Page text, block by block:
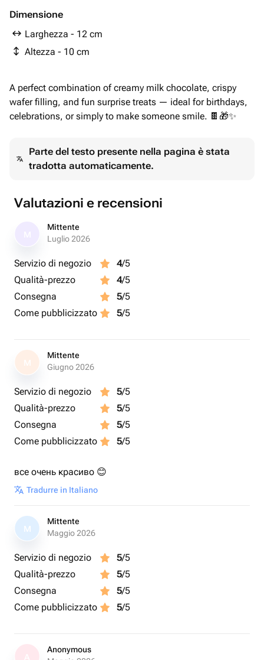
kinder chocolate (bar) - 4 pz
Dimensione
Larghezza - 12 cm
Altezza - 10 cm
A perfect combination of creamy milk chocolate, crispy
wafer filling, and fun surprise treats — ideal for birthdays,
celebrations, or simply to make someone smile. 🍫🎁✨
Parte del testo presente nella pagina è stata
tradotta automaticamente.
Valutazioni e recensioni
Mittente
Luglio 2026
Servizio di negozio 4/5
Qualità-prezzo
4/5
Consegna
5/5
Come pubblicizzato
5/5
M
Mittente
Giugno 2026
Servizio di negozio 5/5
Qualità-prezzo
5/5
Consegna
5/5
Come pubblicizzato
5/5
все очень красиво 😊
Tradurre in Italiano
M
Mittente
Maggio 2026
Servizio di negozio 5/5
Qualità-prezzo
5/5
Consegna
5/5
Come pubblicizzato
5/5
Anonymous